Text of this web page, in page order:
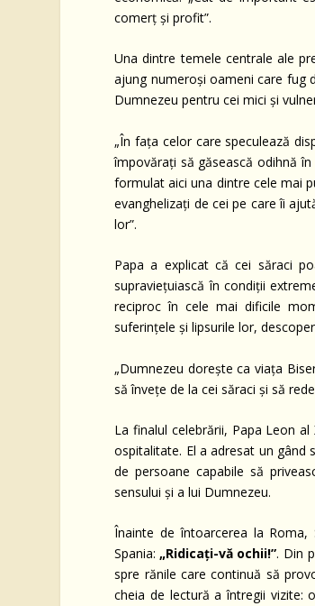
comerț și profit”.
Una dintre temele centrale ale
ajung numeroși oameni care fug
Dumnezeu pentru cei mici și
„În fața celor care speculează
împovărați să găsească odihnă
formulat aici una dintre cele mai
evanghelizați de cei pe care îi
lor”.
Papa a explicat că cei săraci
supraviețuiască în condiții
reciproc în cele mai dificile
suferințele și lipsurile lor,
„Dumnezeu dorește ca viața
să învețe de la cei săraci și să
La finalul celebrării, Papa Leon
ospitalitate. El a adresat un gând
de persoane capabile să
sensului și a lui Dumnezeu.
Înainte de întoarcerea la
Spania:„Ridicați-vă ochii!”. Din
spre rănile care continuă să
cheia de lectură a întregii vizite: